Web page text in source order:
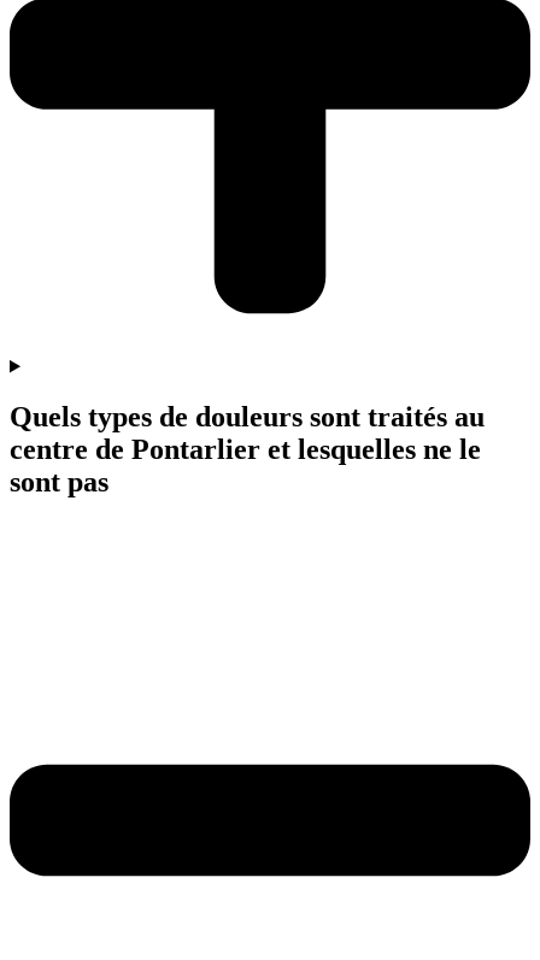
Quels types de douleurs sont traités au
centre de Pontarlier et lesquelles ne le
sont pas